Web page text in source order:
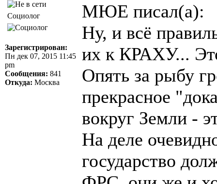
Социолог
Зарегистрирован:
Пн дек 07, 2015 11:45
pm
Сообщения: 841
Откуда: Москва
МЮЕ писал(а):
Ну, и всё
их к КРАХУ...
Опять за рыбу
прекрасное
вокруг Земли -
На деле
государство